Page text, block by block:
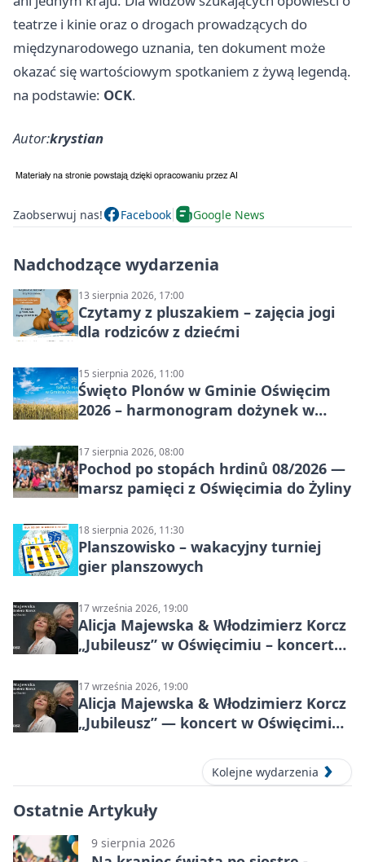
teatrze i kinie oraz o drogach prowadzących do
międzynarodowego uznania, ten dokument może
okazać się wartościowym spotkaniem z żywą legendą.
na podstawie: OCK.
Autor:krystian
Zaobserwuj nas! Facebook Google News
Nadchodzące wydarzenia
13 sierpnia 2026, 17:00
Czytamy z pluszakiem – zajęcia jogi
dla rodziców z dziećmi
15 sierpnia 2026, 11:00
Święto Plonów w Gminie Oświęcim
2026 – harmonogram dożynek w
17 sierpnia 2026, 08:00
Pochod po stopách hrdinů 08/2026 —
marsz pamięci z Oświęcimia do Żyliny
18 sierpnia 2026, 11:30
Planszowisko – wakacyjny turniej
gier planszowych
17 września 2026, 19:00
Alicja Majewska & Włodzimierz Korcz
„Jubileusz” w Oświęcimiu – koncert
17 września 2026, 19:00
Alicja Majewska & Włodzimierz Korcz
„Jubileusz” — koncert w Oświęcimiu,
Kolejne wydarzenia
Ostatnie Artykuły
9 sierpnia 2026